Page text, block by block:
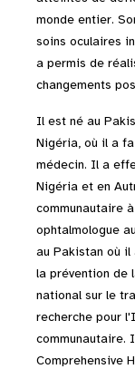
monde entier.
soins oculaires
a permis de
changements
Il est né au
Nigéria, où il a
médecin. Il a
Nigéria et en
communautaire
ophtalmologue
au Pakistan où
la prévention de
national sur le
recherche pour
communautaire.
Comprehensive